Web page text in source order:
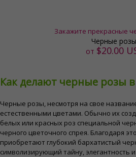
Закажите прекрасные
Черные розы
от $20.00
Как делают черные розы
Черные розы, несмотря на свое
естественными цветами. Обычно их
белых или красных роз специальной
черного цветочного спрея. Благодаря
приобретают глубокий бархатистый
символизирующий тайну, элегантность и